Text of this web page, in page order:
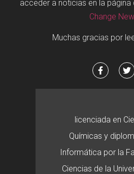
acceder a noticias en la
Change
Muchas gracias por
licenciada en
Químicas y
Informática por la
Ciencias de la